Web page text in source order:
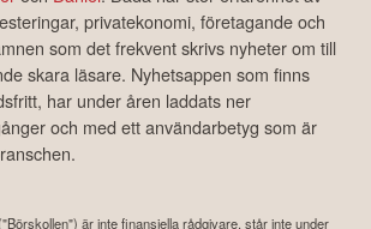
privatekonomi, företagande och
som det frekvent skrivs nyheter om till
skara läsare. Nyhetsappen som finns
har under åren laddats ner
och med ett användarbetyg som är
är inte finansiella rådgivare, står inte under